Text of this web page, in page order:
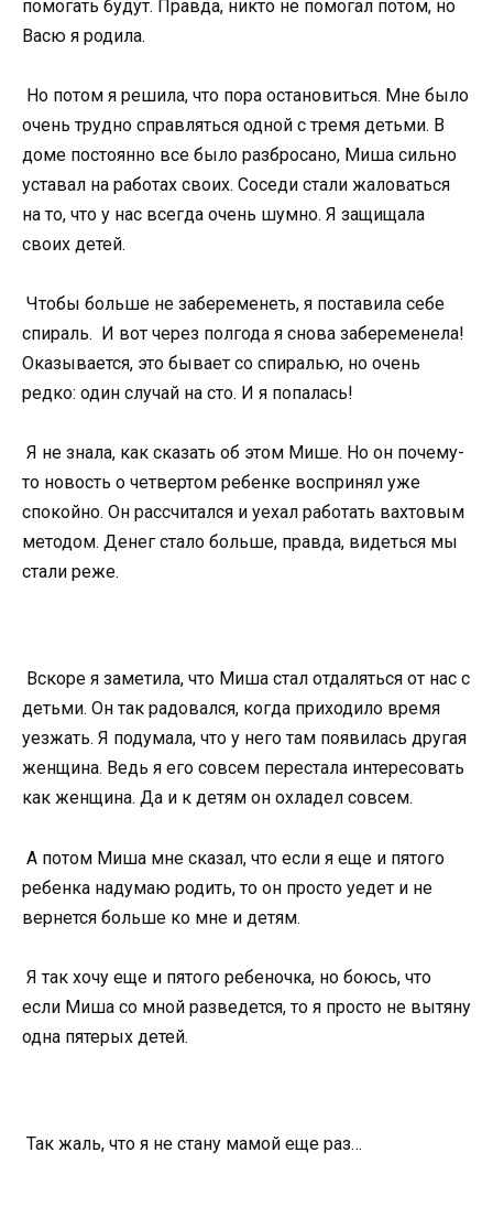
помогать будут. Правда, никто не помогал потом, но
Васю я родила.
Но потом я решила, что пора остановиться. Мне было
очень трудно справляться одной с тремя детьми. В
доме постоянно все было разбросано, Миша сильно
уставал на работах своих. Соседи стали жаловаться
на то, что у нас всегда очень шумно. Я защищала
своих детей.
Чтобы больше не забеременеть, я поставила себе
спираль. И вот через полгода я снова забеременела!
Оказывается, это бывает со спиралью, но очень
редко: один случай на сто. И я попалась!
Я не знала, как сказать об этом Мише. Но он почему-
то новость о четвертом ребенке воспринял уже
спокойно. Он рассчитался и уехал работать вахтовым
методом. Денег стало больше, правда, видеться мы
стали реже.
Вскоре я заметила, что Миша стал отдаляться от нас с
детьми. Он так радовался, когда приходило время
уезжать. Я подумала, что у него там появилась другая
женщина. Ведь я его совсем перестала интересовать
как женщина. Да и к детям он охладел совсем.
А потом Миша мне сказал, что если я еще и пятого
ребенка надумаю родить, то он просто уедет и не
вернется больше ко мне и детям.
Я так хочу еще и пятого ребеночка, но боюсь, что
если Миша со мной разведется, то я просто не вытяну
одна пятерых детей.
Так жаль, что я не стану мамой еще раз…